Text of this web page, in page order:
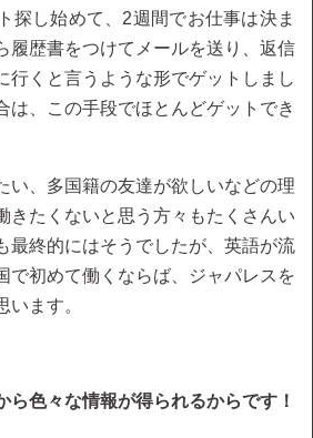
探し始めて、2週間でお仕事は決ま
履歴書をつけてメールを送り、返信
行くと言うような形でゲットしまし
は、この手段でほとんどゲットでき
い、多国籍の友達が欲しいなどの理
きたくないと思う方々もたくさんい
最終的にはそうでしたが、英語が流
で初めて働くならば、ジャパレスを
ます。
ら色々な情報が得られるからです！